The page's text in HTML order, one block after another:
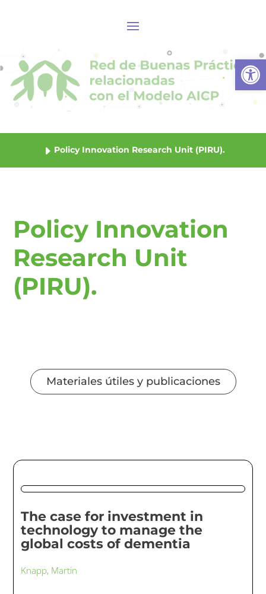
Policy Innovation Research Unit (PIRU).
Policy Innovation
Research Unit
(PIRU).
Materiales útiles y publicaciones
The case for investment in
technology to manage the
global costs of dementia
Knapp, Martin